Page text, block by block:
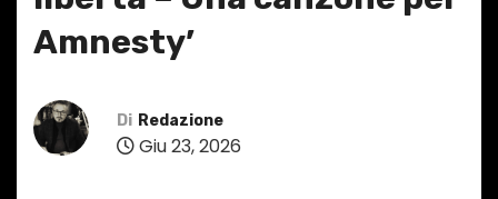
Amnesty’
Di Redazione
Giu 23, 2026